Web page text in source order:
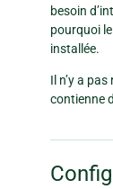
besoin
pourquoi
installée.
Il n’y a
contienne